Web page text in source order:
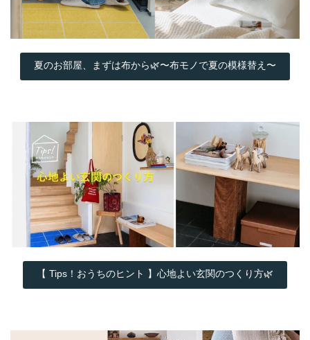
夏のお部屋、まずは布から🌿〜布モノで夏の模様替え〜
【 Tips！おうちのヒント 】心地よい玄関のつくり方🌿